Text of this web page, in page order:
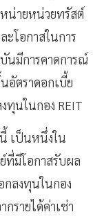
น่ายหน่วยทรัสต์
ะโอกาสในการ
นมีการคาดการณ์
อัตราดอกเบี้ย
ทุนในกอง REIT
เป็นหนึ่งใน
มีโอกาสรับผล
ลงทุนในกอง
รายได้ค่าเช่า